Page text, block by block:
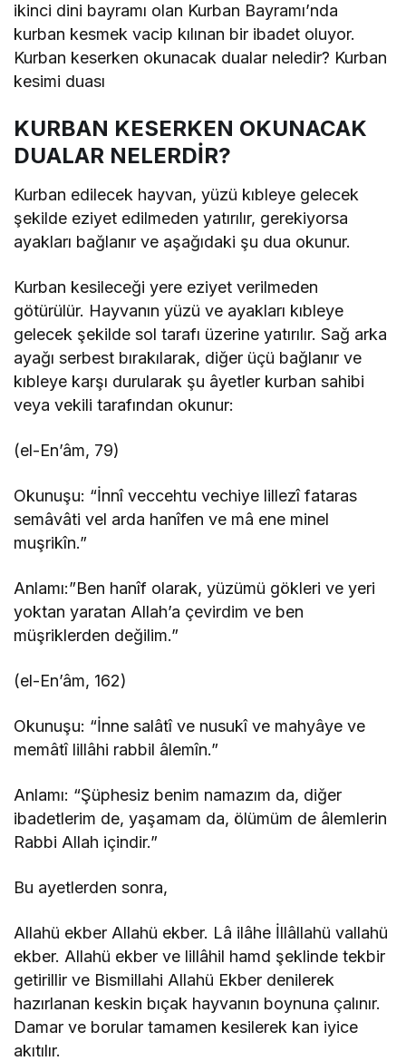
ikinci dini bayramı olan Kurban Bayramı’nda
kurban kesmek vacip kılınan bir ibadet oluyor.
Kurban keserken okunacak dualar neledir? Kurban
kesimi duası
KURBAN KESERKEN OKUNACAK
DUALAR NELERDİR?
Kurban edilecek hayvan, yüzü kıbleye gelecek
şekilde eziyet edilmeden yatırılır, gerekiyorsa
ayakları bağlanır ve aşağıdaki şu dua okunur.
Kurban kesileceği yere eziyet verilmeden
götürülür. Hayvanın yüzü ve ayakları kıbleye
gelecek şekilde sol tarafı üzerine yatırılır. Sağ arka
ayağı serbest bırakılarak, diğer üçü bağlanır ve
kıbleye karşı durularak şu âyetler kurban sahibi
veya vekili tarafından okunur:
(el-En’âm, 79)
Okunuşu: “İnnî veccehtu vechiye lillezî fataras
semâvâti vel arda hanîfen ve mâ ene minel
muşrikîn.”
Anlamı:”Ben hanîf olarak, yüzümü gökleri ve yeri
yoktan yaratan Allah’a çevirdim ve ben
müşriklerden değilim.”
(el-En’âm, 162)
Okunuşu: “İnne salâtî ve nusukî ve mahyâye ve
memâtî lillâhi rabbil âlemîn.”
Anlamı: “Şüphesiz benim namazım da, diğer
ibadetlerim de, yaşamam da, ölümüm de âlemlerin
Rabbi Allah içindir.”
Bu ayetlerden sonra,
Allahü ekber Allahü ekber. Lâ ilâhe İllâllahü vallahü
ekber. Allahü ekber ve lillâhil hamd şeklinde tekbir
getirillir ve Bismillahi Allahü Ekber denilerek
hazırlanan keskin bıçak hayvanın boynuna çalınır.
Damar ve borular tamamen kesilerek kan iyice
akıtılır.